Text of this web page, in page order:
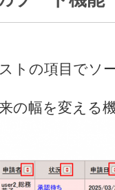
トの項目でソ
の幅を変える